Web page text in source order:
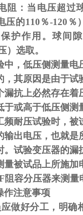
阻：当电压超过
压的110％-120 ％
护作用。球间
）选取。
，低压侧测量电
，其原因是由于试
漏抗上必然存在着
于或高于低压侧测
频耐压试验时，被
出电压，也就是
。试验变压器的漏
量被试品上所施加
阻容分压器来测量
作注意事项
做好分工，明确